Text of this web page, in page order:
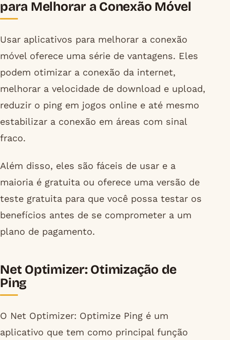
para Melhorar a Conexão Móvel
Usar aplicativos para melhorar a conexão
móvel oferece uma série de vantagens. Eles
podem otimizar a conexão da internet,
melhorar a velocidade de download e upload,
reduzir o ping em jogos online e até mesmo
estabilizar a conexão em áreas com sinal
fraco.
Além disso, eles são fáceis de usar e a
maioria é gratuita ou oferece uma versão de
teste gratuita para que você possa testar os
benefícios antes de se comprometer a um
plano de pagamento.
Net Optimizer: Otimização de
Ping
O Net Optimizer: Optimize Ping é um
aplicativo que tem como principal função